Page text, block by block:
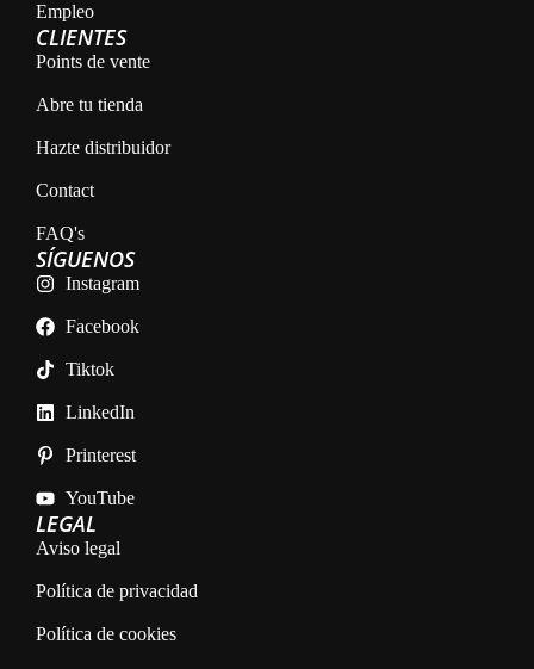
Empleo
CLIENTES
Points de vente
Abre tu tienda
Hazte distribuidor
Contact
FAQ's
LEGAL
Aviso legal
Política de privacidad
Política de cookies
SÍGUENOS
Instagram
Facebook
Tiktok
LinkedIn
Printerest
YouTube